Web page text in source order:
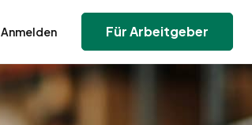
Anmelden Für Arbeitgeber